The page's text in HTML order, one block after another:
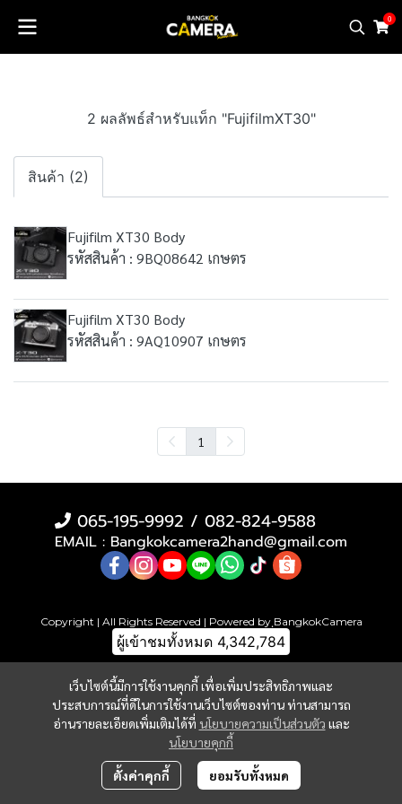
0
2 ผลลัพธ์สำหรับแท็ก "FujifilmXT30"
สินค้า (2)
Fujifilm XT30 Body
รหัสสินค้า : 9BQ08642 เกษตร
Fujifilm XT30 Body
รหัสสินค้า : 9AQ10907 เกษตร
1
เว็บไซต์นี้มีการใช้งานคุกกี้ เพื่อเพิ่มประสิทธิภาพและ
ประสบการณ์ที่ดีในการใช้งานเว็บไซต์ของท่าน ท่านสามารถ
อ่านรายละเอียดเพิ่มเติมได้ที่ นโยบายความเป็นส่วนตัว และ
นโยบายคุกกี้
ตั้งค่าคุกกี้ ยอมรับทั้งหมด
065-195-9992 / 082-824-9588
EMAIL : Bangkokcamera2hand@gmail.com
Copyright | All Rights Reserved | Powered by ฺBangkokCamera
ผู้เข้าชมทั้งหมด 4,342,784